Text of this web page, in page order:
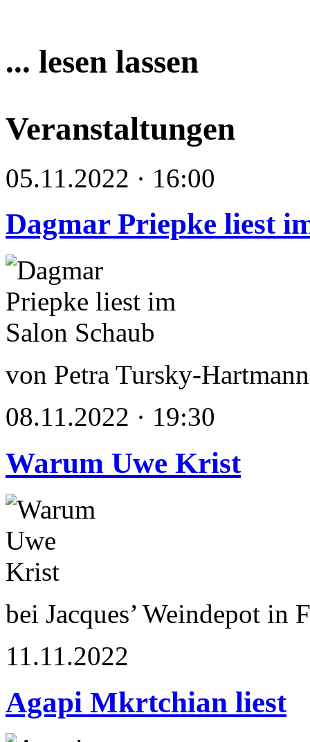
... lesen lassen
Veranstaltungen
05.11.2022 · 16:00
Dagmar Priepke liest
von Petra Tursky-
08.11.2022 · 19:30
Warum Uwe Krist
bei Jacques’ Weindepot in
11.11.2022
Agapi Mkrtchian liest